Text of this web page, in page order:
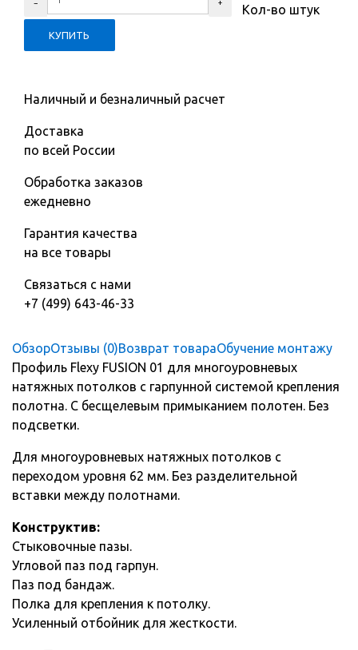
Кол-во штук
Наличный и безналичный расчет
Доставка
по всей России
Обработка заказов
ежедневно
Гарантия качества
на все товары
Связаться с нами
+7 (499) 643-46-33
ОбзорОтзывы (0)Возврат товараОбучение монтажу
Профиль Flexy FUSION 01 для многоуровневых
натяжных потолков с гарпунной системой крепления
полотна. С бесщелевым примыканием полотен. Без
подсветки.
Для многоуровневых натяжных потолков с
переходом уровня 62 мм. Без разделительной
вставки между полотнами.
Конструктив:
Стыковочные пазы.
Угловой паз под гарпун.
Паз под бандаж.
Полка для крепления к потолку.
Усиленный отбойник для жесткости.